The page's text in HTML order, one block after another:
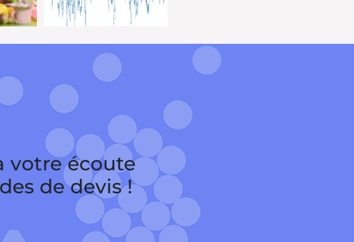
votre écoute
de devis !